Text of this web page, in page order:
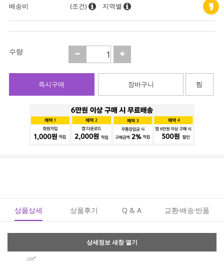
배송비
(조건) 지역별
수량
즉시구매 장바구니 찜
상품상세 상품후기 Q & A 교환·배송·반품
상세정보 새창 열기